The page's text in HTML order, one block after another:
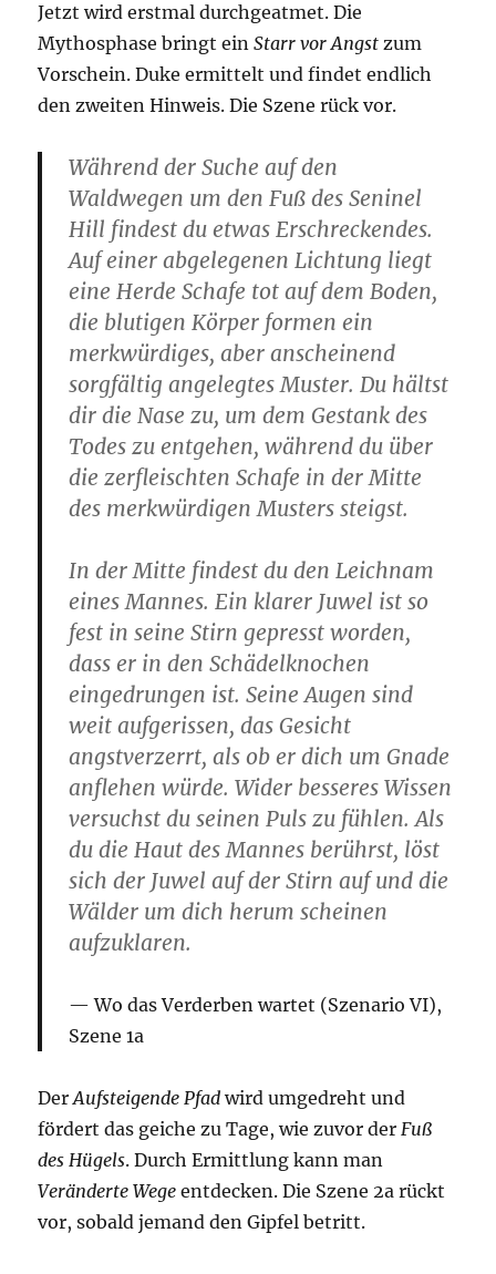
Jetzt wird erstmal durchgeatmet. Die
Mythosphase bringt einStarr vor Angst zum
Vorschein. Duke ermittelt und findet endlich
den zweiten Hinweis. Die Szene rück vor.
Während der Suche auf den
Waldwegen um den Fuß des Seninel
Hill findest du etwas Erschreckendes.
Auf einer abgelegenen Lichtung liegt
eine Herde Schafe tot auf dem Boden,
die blutigen Körper formen ein
merkwürdiges, aber anscheinend
sorgfältig angelegtes Muster. Du hältst
dir die Nase zu, um dem Gestank des
Todes zu entgehen, während du über
die zerfleischten Schafe in der Mitte
des merkwürdigen Musters steigst.
In der Mitte findest du den Leichnam
eines Mannes. Ein klarer Juwel ist so
fest in seine Stirn gepresst worden,
dass er in den Schädelknochen
eingedrungen ist. Seine Augen sind
weit aufgerissen, das Gesicht
angstverzerrt, als ob er dich um Gnade
anflehen würde. Wider besseres Wissen
versuchst du seinen Puls zu fühlen. Als
du die Haut des Mannes berührst, löst
sich der Juwel auf der Stirn auf und die
Wälder um dich herum scheinen
aufzuklaren.
Wo das Verderben wartet (Szenario VI),
Szene 1a
DerAufsteigende Pfad wird umgedreht und
fördert das geiche zu Tage, wie zuvor der Fuß
des Hügels. Durch Ermittlung kann man
Veränderte Wege entdecken. Die Szene 2a rückt
vor, sobald jemand den Gipfel betritt.